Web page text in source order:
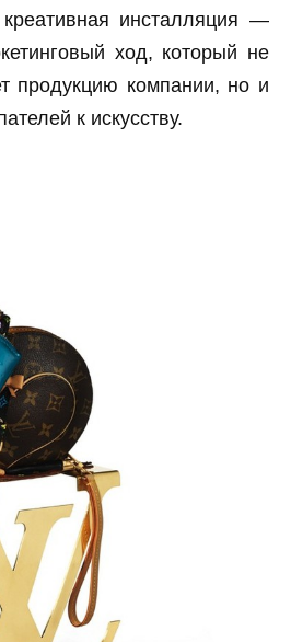
инсталляция —
ход, который не
продукцию компании, но и
к искусству.